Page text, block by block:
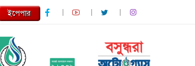
ইপেপার